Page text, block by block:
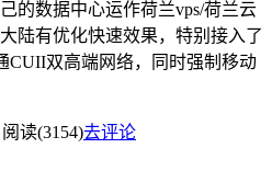
的数据中心运作荷兰vps/荷兰云
陆有优化快速效果，特别接入了
CUII双高端网络，同时强制移动
阅读(3154)去评论